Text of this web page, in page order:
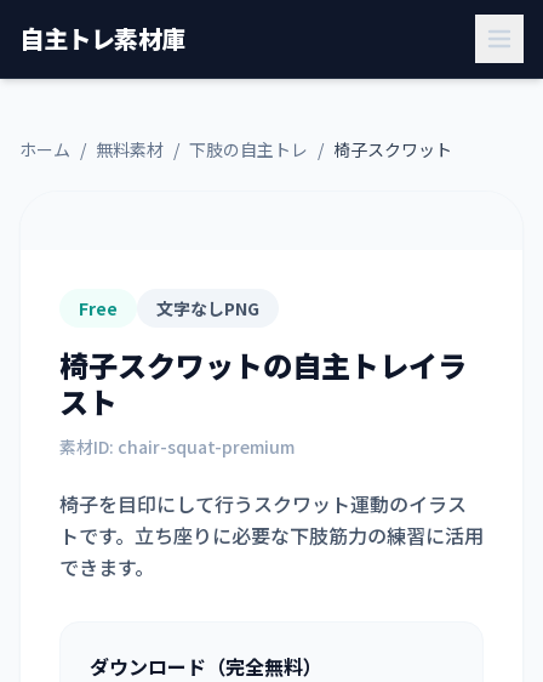
自主トレ素材庫
ホーム / 無料素材 / 下肢の自主トレ / 椅子スクワット
Free 文字なしPNG
椅子スクワットの自主トレイラ
スト
素材ID: chair-squat-premium
椅子を目印にして行うスクワット運動のイラス
トです。立ち座りに必要な下肢筋力の練習に活用
できます。
ダウンロード（完全無料）